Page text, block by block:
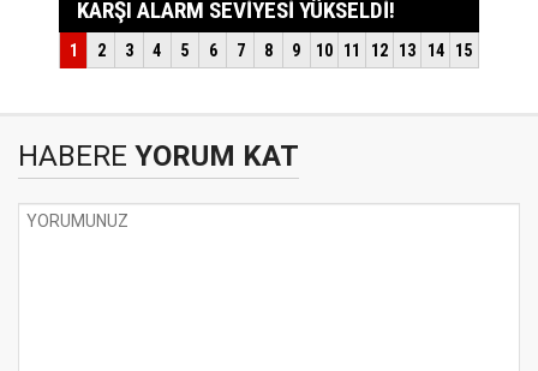
HABERE YORUM KAT